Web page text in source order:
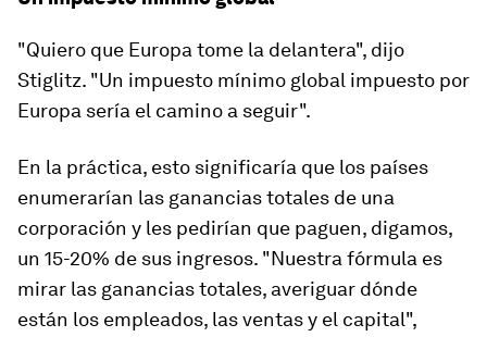
"Quiero que Europa tome la delantera", dijo
Stiglitz. "Un impuesto mínimo global impuesto por
Europa sería el camino a seguir".
En la práctica, esto significaría que los países
enumerarían las ganancias totales de una
corporación y les pedirían que paguen, digamos,
un 15-20% de sus ingresos. "Nuestra fórmula es
mirar las ganancias totales, averiguar dónde
están los empleados, las ventas y el capital",